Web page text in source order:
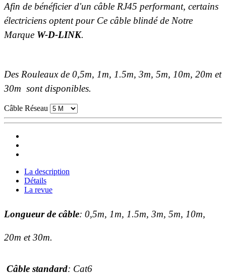
Afin de bénéficier d'un câble RJ45 performant, certains
électriciens optent pour Ce câble blindé de Notre
Marque W-D-LINK.
Des Rouleaux de 0,5m, 1m, 1.5m, 3m, 5m, 10m, 20m et
30m sont disponibles.
Câble Réseau
La description
Détails
La revue
Longueur de câble: 0,5m, 1m, 1.5m, 3m, 5m, 10m,
20m et 30m.
Câble standard: Cat6